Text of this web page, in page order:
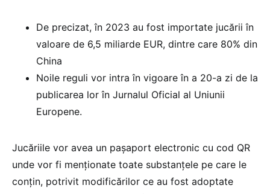
De precizat, în 2023 au fost importate jucării în
valoare de 6,5 miliarde EUR, dintre care 80% din
China
Noile reguli vor intra în vigoare în a 20-a zi de la
publicarea lor în Jurnalul Oficial al Uniunii
Europene.
Jucăriile vor avea un pașaport electronic cu cod QR
unde vor fi menționate toate substanțele pe care le
conțin, potrivit modificărilor ce au fost adoptate